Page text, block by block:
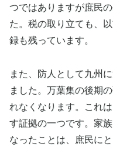
つではありますが庶民
た。税の取り立ても、
録も残っています。
また、防人として九州
ました。万葉集の後期
れなくなります。これ
す証拠の一つです。家
なったことは、庶民に